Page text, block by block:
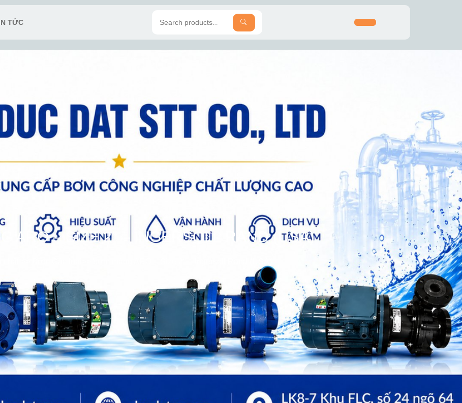
TỨC SEARCH
ARO – SIZE 2″ – INGERSOLL RAND (USA)